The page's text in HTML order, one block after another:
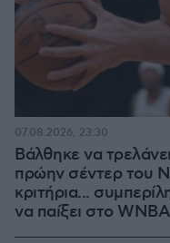
Βάλθηκε να
πρώην σέντερ του
κριτήρια...
να παίξει στο WNBA
07.08.2026, 23:30